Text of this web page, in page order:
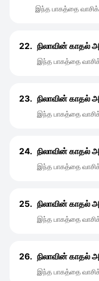
இந்த பாகத்தை
22. நிலாவின் காதல்
இந்த பாகத்தை
23. நிலாவின் காதல்
இந்த பாகத்தை
24. நிலாவின் காதல்
இந்த பாகத்தை
25. நிலாவின் காதல்
இந்த பாகத்தை
26. நிலாவின் காதல்
இந்த பாகத்தை